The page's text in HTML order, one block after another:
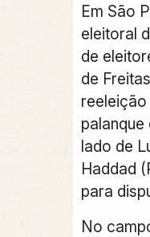
Em São
eleitoral
de
de
lado de
Haddad
para
No